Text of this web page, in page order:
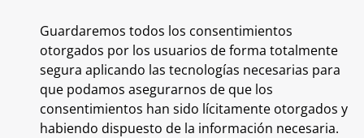
Guardaremos todos los consentimientos
otorgados por los usuarios de forma totalmente
segura aplicando las tecnologías necesarias para
que podamos asegurarnos de que los
consentimientos han sido lícitamente otorgados y
habiendo dispuesto de la información necesaria.